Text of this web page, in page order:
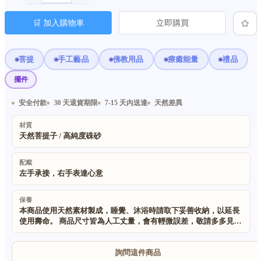
菩提 手工藝品 佛教用品 療癒能量 禮品
擺件
🛒 加入購物車 立即購買
安全付款 30 天退貨期限 7-15 天內送達 天然差異
材質
天然菩提子 / 高純度硃砂
配戴
左手承接，右手表達心意
保養
本商品使用天然素材製成，睡覺、沐浴時請取下妥善收納，以延長
使用壽命。 商品尺寸皆為人工丈量，會有輕微誤差，敬請多多見
諒。 所有製作原料天然環保，無異味無刺激，貼身使用安心無虞。
純手工製作搭配天然原材，每件飾品紋理色澤皆不盡相同；受拍攝
燈光與角度影響，實物與圖片略有色差皆屬正常情況。
詢問這件商品